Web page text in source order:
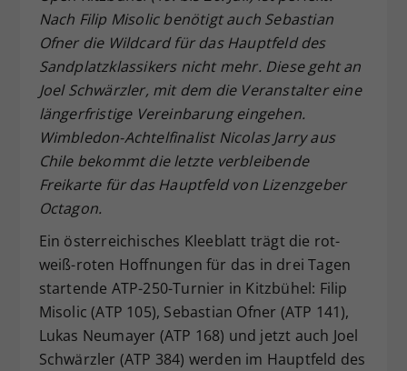
Nach Filip Misolic benötigt auch Sebastian
Ofner die Wildcard für das Hauptfeld des
Sandplatzklassikers nicht mehr. Diese geht an
Joel Schwärzler, mit dem die Veranstalter eine
längerfristige Vereinbarung eingehen.
Wimbledon-Achtelfinalist Nicolas Jarry aus
Chile bekommt die letzte verbleibende
Freikarte für das Hauptfeld von Lizenzgeber
Octagon.
Ein österreichisches Kleeblatt trägt die rot-
weiß-roten Hoffnungen für das in drei Tagen
startende ATP-250-Turnier in Kitzbühel: Filip
Misolic (ATP 105), Sebastian Ofner (ATP 141),
Lukas Neumayer (ATP 168) und jetzt auch Joel
Schwärzler (ATP 384) werden im Hauptfeld des
Zweck
Dieser Wert speichert Ihre Consent-
Einstellungen. Unter anderem eine
zufällig generierte ID, für die
historische Speicherung Ihrer
vorgenommen Einstellungen, falls der
Webseiten-Betreiber dies eingestellt
hat.